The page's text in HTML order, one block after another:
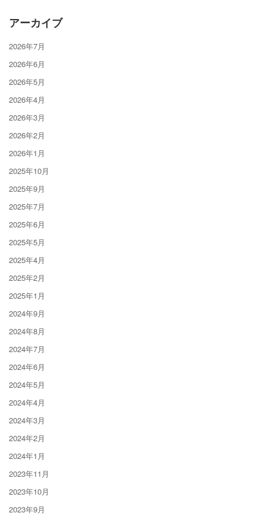
アーカイブ
2026年7月
2026年6月
2026年5月
2026年4月
2026年3月
2026年2月
2026年1月
2025年10月
2025年9月
2025年7月
2025年6月
2025年5月
2025年4月
2025年2月
2025年1月
2024年9月
2024年8月
2024年7月
2024年6月
2024年5月
2024年4月
2024年3月
2024年2月
2024年1月
2023年11月
2023年10月
2023年9月